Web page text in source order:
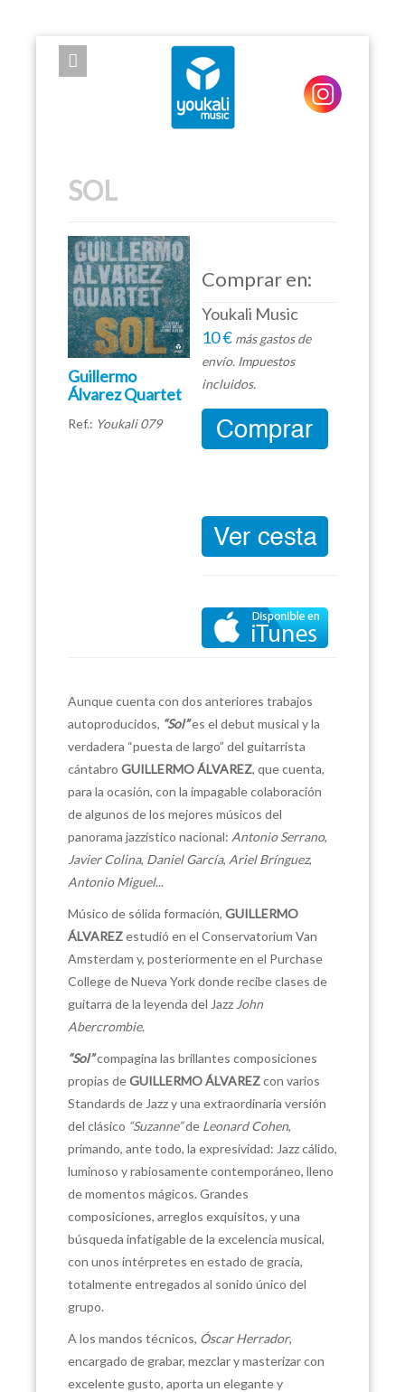
EXPOSE FRAMEWORK FOR JOOMLA 2.5 AND 3.0+
SOL
Guillermo
Álvarez Quartet
Ref.: Youkali 079
Comprar en:
Youkali Music
10 € más gastos de
envío. Impuestos
incluidos.
Aunque cuenta con dos anteriores trabajos
autoproducidos, “Sol”es el debut musical y la
verdadera “puesta de largo” del guitarrista
cántabro GUILLERMO ÁLVAREZ, que cuenta,
para la ocasión, con la impagable colaboración
de algunos de los mejores músicos del
panorama jazzístico nacional: Antonio Serrano,
Javier Colina, Daniel García, Ariel Brínguez,
Antonio Miguel...
Músico de sólida formación, GUILLERMO
ÁLVAREZestudió en el Conservatorium Van
Amsterdam y, posteriormente en el Purchase
College de Nueva York donde recibe clases de
guitarra de la leyenda del Jazz John
Abercrombie.
“Sol”compagina las brillantes composiciones
propias deGUILLERMO ÁLVAREZcon varios
Standards de Jazz y una extraordinaria versión
del clásico “Suzanne”de Leonard Cohen,
primando, ante todo, la expresividad: Jazz cálido,
luminoso y rabiosamente contemporáneo, lleno
de momentos mágicos. Grandes
composiciones, arreglos exquisitos, y una
búsqueda infatigable de la excelencia musical,
con unos intérpretes en estado de gracia,
totalmente entregados al sonido único del
grupo.
A los mandos técnicos, Óscar Herrador,
encargado de grabar, mezclar y masterizar con
excelente gusto, aporta un elegante y